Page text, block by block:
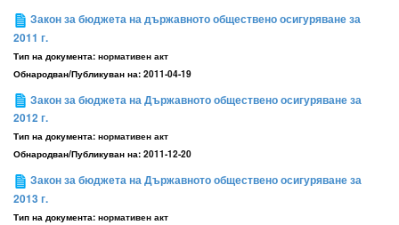
Закон за бюджета на държавното обществено осигуряване за
2011 г.
Тип на документа: нормативен акт
Обнародван/Публикуван на: 2011-04-19
Закон за бюджета на Държавното обществено осигуряване за
2012 г.
Тип на документа: нормативен акт
Обнародван/Публикуван на: 2011-12-20
Закон за бюджета на Държавното обществено осигуряване за
2013 г.
Тип на документа: нормативен акт